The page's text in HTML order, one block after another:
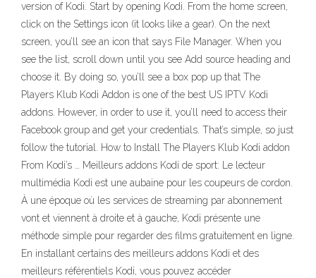
version of Kodi. Start by opening Kodi. From the home screen,
click on the Settings icon (it looks like a gear). On the next
screen, you’ll see an icon that says File Manager. When you
see the list, scroll down until you see Add source heading and
choose it. By doing so, you’ll see a box pop up that The
Players Klub Kodi Addon is one of the best US IPTV Kodi
addons. However, in order to use it, you’ll need to access their
Facebook group and get your credentials. That’s simple, so just
follow the tutorial. How to Install The Players Klub Kodi addon
From Kodi’s … Meilleurs addons Kodi de sport: Le lecteur
multimédia Kodi est une aubaine pour les coupeurs de cordon.
À une époque où les services de streaming par abonnement
vont et viennent à droite et à gauche, Kodi présente une
méthode simple pour regarder des films gratuitement en ligne.
En installant certains des meilleurs addons Kodi et des
meilleurs référentiels Kodi, vous pouvez accéder